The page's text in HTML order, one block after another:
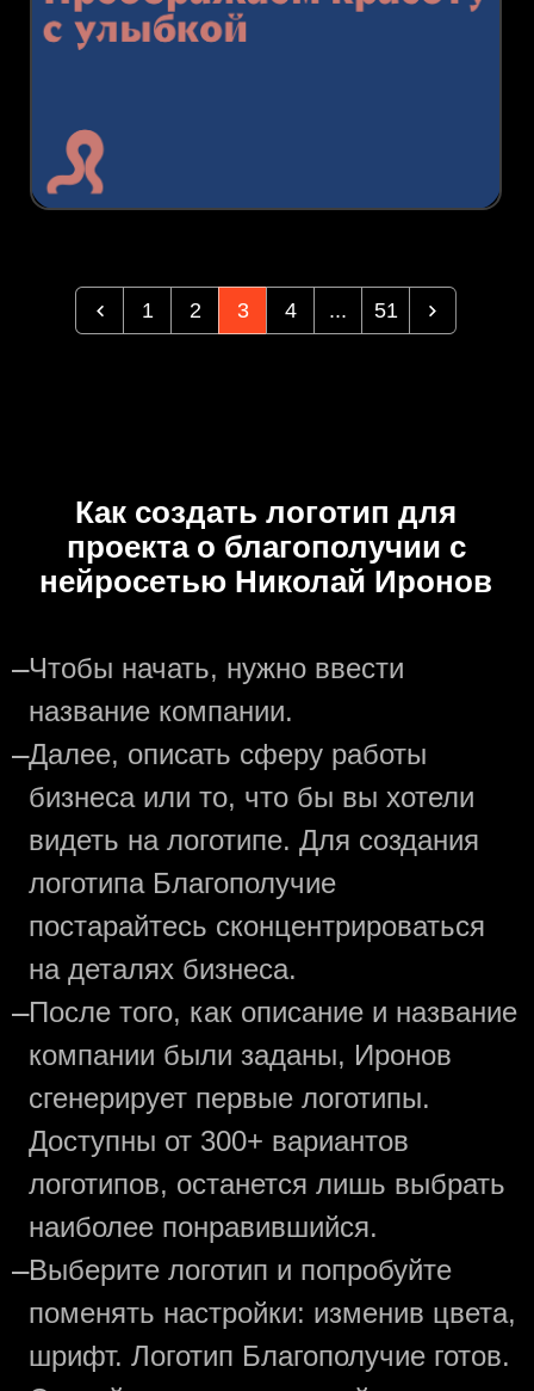
1 2 3 4 ... 51
Как создать логотип для
проекта о благополучии с
нейросетью Николай Иронов
—Чтобы начать, нужно ввести
название компании.
—Далее, описать сферу работы
бизнеса или то, что бы вы хотели
видеть на логотипе. Для создания
логотипа Благополучие
постарайтесь сконцентрироваться
на деталях бизнеса.
—После того, как описание и название
компании были заданы, Иронов
сгенерирует первые логотипы.
Доступны от 300+ вариантов
логотипов, останется лишь выбрать
наиболее понравившийся.
—Выберите логотип и попробуйте
поменять настройки: изменив цвета,
шрифт. Логотип Благополучие готов.